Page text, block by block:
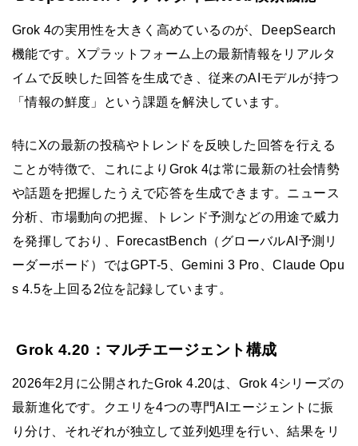
Grok 4の実用性を大きく高めているのが、DeepSearch
機能です。Xプラットフォーム上の最新情報をリアルタ
イムで反映した回答を生成でき、従来のAIモデルが持つ
「情報の鮮度」という課題を解決しています。
特にXの最新の投稿やトレンドを反映した回答を行える
ことが特徴で、これによりGrok 4は常に最新の社会情勢
や話題を把握したうえで応答を生成できます。ニュース
分析、市場動向の把握、トレンド予測などの用途で威力
を発揮しており、ForecastBench（グローバルAI予測リ
ーダーボード）ではGPT-5、Gemini 3 Pro、Claude Opu
s 4.5を上回る2位を記録しています。
Grok 4.20：マルチエージェント構成
2026年2月に公開されたGrok 4.20は、Grok 4シリーズの
最新進化です。クエリを4つの専門AIエージェントに振
り分け、それぞれが独立して並列処理を行い、結果をリ